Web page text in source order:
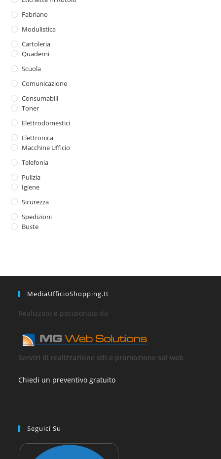
Fabriano
Modulistica
Cartoleria
Quaderni
Scuola
Comunicazione
Consumabili
Toner
Elettrodomestici
Elettronica
Macchine Ufficio
Telefonia
Pulizia
Igiene
Sicurezza
Spedizioni
Buste
MediaUfficioShopping.it
Realizzato e posizionato da
Servizi di realizzazione siti e promozione sul web
Chiedi un preventivo gratuito
Seguici Su